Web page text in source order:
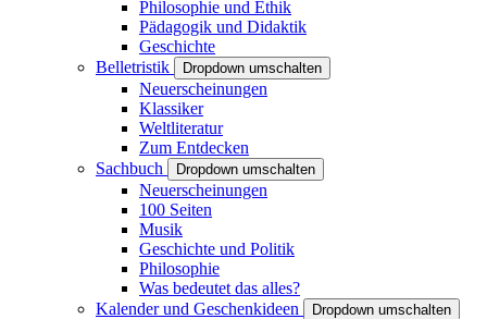
Philosophie und Ethik
Pädagogik und Didaktik
Geschichte
Belletristik
Dropdown umschalten
Neuerscheinungen
Klassiker
Weltliteratur
Zum Entdecken
Sachbuch
Dropdown umschalten
Neuerscheinungen
100 Seiten
Musik
Geschichte und Politik
Philosophie
Was bedeutet das alles?
Kalender und Geschenkideen
Dropdown umschalten